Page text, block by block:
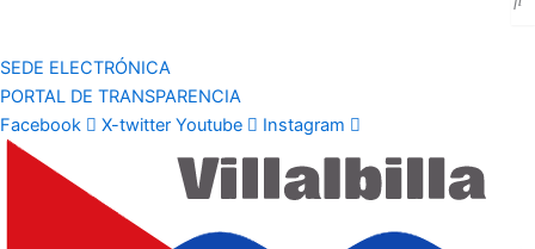
SEDE ELECTRÓNICA
PORTAL DE TRANSPARENCIA
Facebook
X-twitter Youtube Instagram